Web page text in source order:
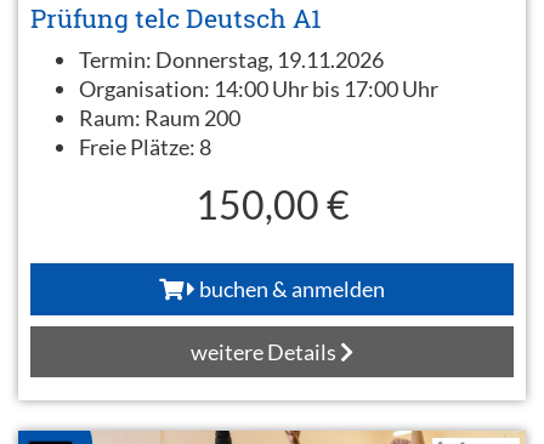
Prüfung telc Deutsch A1
Termin: Donnerstag, 19.11.2026
Organisation: 14:00 Uhr bis 17:00 Uhr
Raum: Raum 200
Freie Plätze: 8
150,00 €
buchen & anmelden
weitere Details